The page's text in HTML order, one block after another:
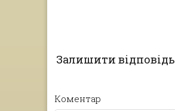
Залишити відповідь
Коментар